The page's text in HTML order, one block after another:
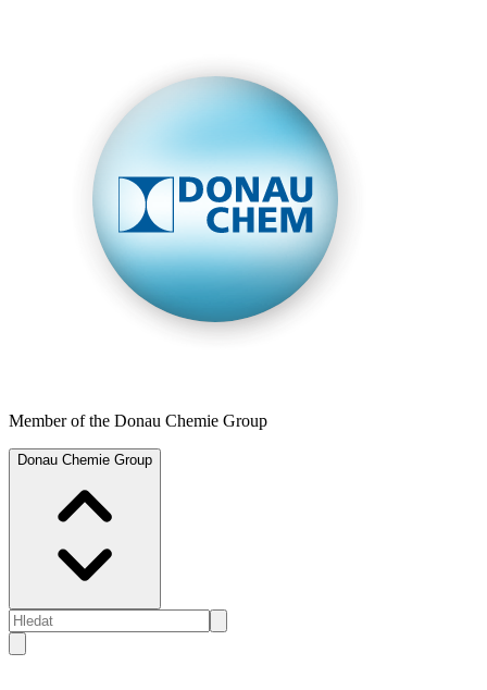
Member of the Donau Chemie Group
Donau Chemie Group